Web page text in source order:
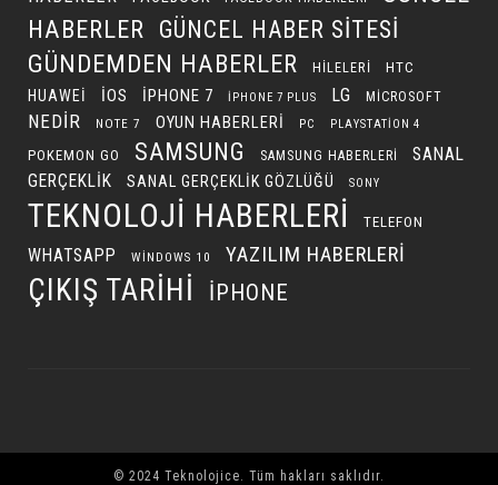
HABERLER
GÜNCEL HABER SITESI
GÜNDEMDEN HABERLER HILELERI HTC
HUAWEI IOS IPHONE 7 IPHONE 7 PLUS LG MICROSOFT
NEDIR NOTE 7 OYUN HABERLERI PC PLAYSTATION 4
POKEMON GO SAMSUNG SAMSUNG HABERLERI
SANAL
GERÇEKLIK
SANAL GERÇEKLIK GÖZLÜĞÜ SONY
TEKNOLOJI HABERLERI TELEFON
WHATSAPP WINDOWS 10 YAZILIM HABERLERI
ÇIKIŞ TARIHI İPHONE
© 2024 Teknolojice. Tüm hakları saklıdır.